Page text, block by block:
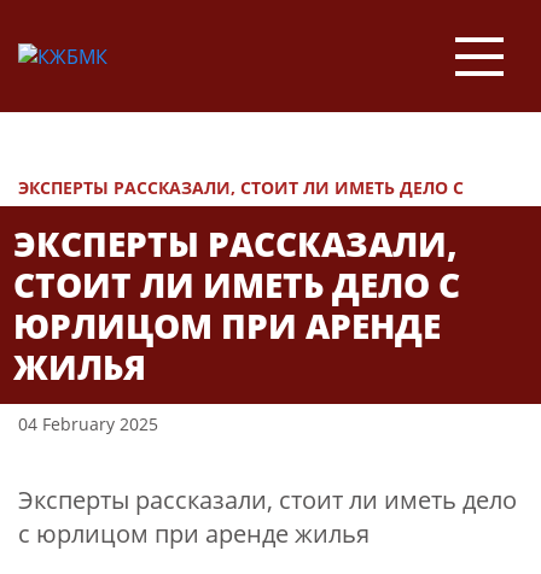
ЭКСПЕРТЫ РАССКАЗАЛИ, СТОИТ ЛИ ИМЕТЬ ДЕЛО С
ЮРЛИЦОМ ПРИ АРЕНДЕ ЖИЛЬЯ
ЭКСПЕРТЫ РАССКАЗАЛИ,
СТОИТ ЛИ ИМЕТЬ ДЕЛО С
ЮРЛИЦОМ ПРИ АРЕНДЕ
ЖИЛЬЯ
04 February 2025
Эксперты рассказали, стоит ли иметь дело
с юрлицом при аренде жилья